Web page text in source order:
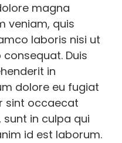
magna
veniam, quis
laboris nisi ut
Duis
in
dolore eu fugiat
sint occaecat
in culpa qui
id est laborum.